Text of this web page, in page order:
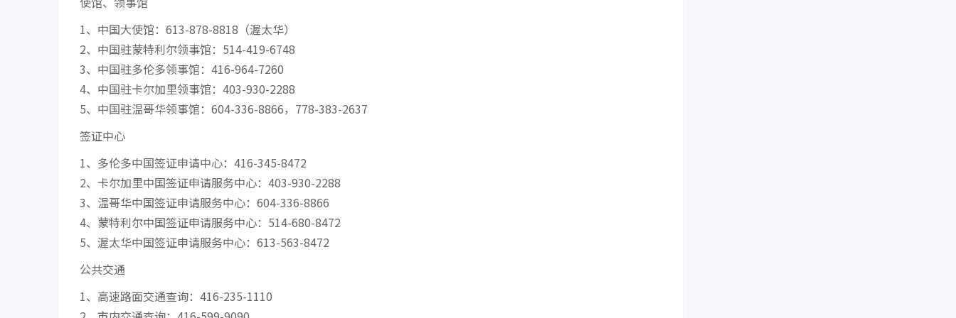
1、中国大使馆：613-878-8818（渥太华）
2、中国驻蒙特利尔领事馆：514-419-6748
3、中国驻多伦多领事馆：416-964-7260
4、中国驻卡尔加里领事馆：403-930-2288
5、中国驻温哥华领事馆：604-336-8866，778-383-2637
签证中心
1、多伦多中国签证申请中心：416-345-8472
2、卡尔加里中国签证申请服务中心：403-930-2288
3、温哥华中国签证申请服务中心：604-336-8866
4、蒙特利尔中国签证申请服务中心：514-680-8472
5、渥太华中国签证申请服务中心：613-563-8472
公共交通
1、高速路面交通查询：416-235-1110